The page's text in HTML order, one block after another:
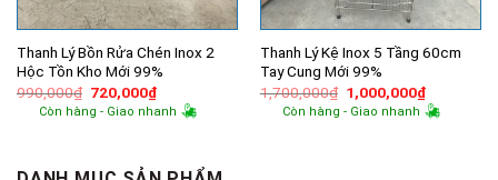
Thanh Lý Bồn Rửa Chén Inox 2
Hộc Tồn Kho Mới 99%
990,000₫ Giá
gốc
là:
720,000₫Giá
hiện
tại
Còn hàng - Giao nhanh
Thanh Lý Kệ Inox 5 Tầng 60cm
Tay Cung Mới 99%
1,700,000₫ Giá
gốc
là:
1,000,000₫Giá
hiện
tại
Còn hàng - Giao nhanh